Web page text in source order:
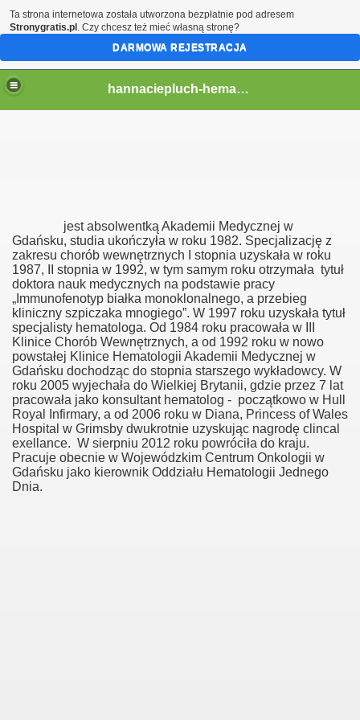
hannaciepluch-hematolog
jest absolwentką Akademii Medycznej w
Gdańsku, studia ukończyła w roku 1982. Specjalizację z
zakresu chorób wewnętrznych I stopnia uzyskała w roku
1987, II stopnia w 1992, w tym samym roku otrzymała tytuł
doktora nauk medycznych na podstawie pracy
„Immunofenotyp białka monoklonalnego, a przebieg
kliniczny szpiczaka mnogiego”. W 1997 roku uzyskała tytuł
specjalisty hematologa. Od 1984 roku pracowała w III
Klinice Chorób Wewnętrznych, a od 1992 roku w nowo
powstałej Klinice Hematologii Akademii Medycznej w
Gdańsku dochodząc do stopnia starszego wykładowcy. W
roku 2005 wyjechała do Wielkiej Brytanii, gdzie przez 7 lat
pracowała jako konsultant hematolog - początkowo w Hull
Royal Infirmary, a od 2006 roku w Diana, Princess of Wales
Hospital w Grimsby dwukrotnie uzyskując nagrodę clincal
exellance. W sierpniu 2012 roku powróciła do kraju.
Pracuje obecnie w Wojewódzkim Centrum Onkologii w
Gdańsku jako kierownik Oddziału Hematologii Jednego
Dnia.
Ta strona internetowa została utworzona bezpłatnie pod adresem
Stronygratis.pl . Czy chcesz też mieć własną stronę?
DARMOWA REJESTRACJA